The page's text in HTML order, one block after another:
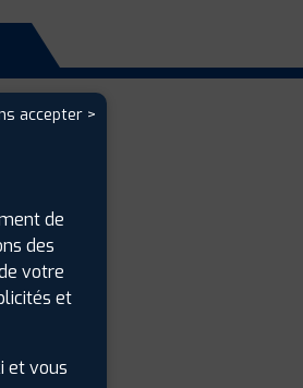
accepter >
de
des
votre
et
et vous